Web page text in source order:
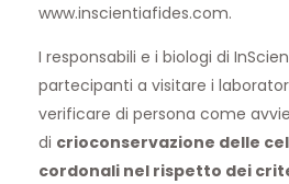
www.inscientiafides.com.
I responsabili e i biologi di
partecipanti a visitare i
verificare di persona come
di crioconservazione delle
cordonali nel rispetto dei